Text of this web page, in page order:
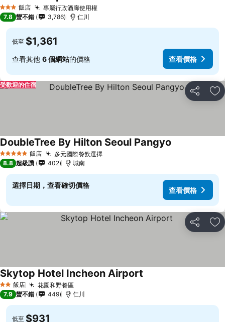
3 星級 飯店 專屬行政酒廊使用權
7.8 蠻不錯 3,786 仁川
低至 $1,361
查看其他 6 個網站的價格 查看價格
分享 加
受歡迎的住宿
5 星級 飯店 多元國際餐飲選擇
DoubleTree By Hilton Seoul Pangyo
8.8 超級讚 402 城南
選擇日期，查看確切價格
查看價格
分享 加
2 星級飯店 花園和野餐區
Skytop Hotel Incheon Airport
7.9 蠻不錯 449 仁川
低至 $931